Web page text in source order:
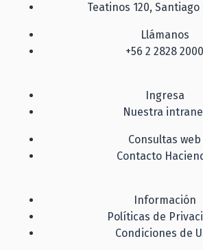
Teatinos 120, Santiago
Llámanos
+56 2 2828 2000
Ingresa
Nuestra
Consultas web
Contacto
Información
Políticas de
Condiciones de